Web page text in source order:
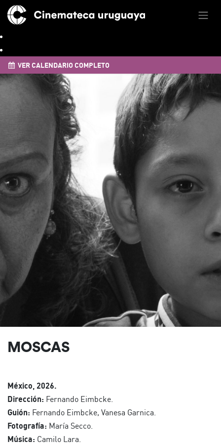
VER CALENDARIO COMPLETO
MOSCAS
México, 2026.
Dirección: Fernando Eimbcke.
Guión: Fernando Eimbcke, Vanesa Garnica.
Fotografía: María Secco.
Música: Camilo Lara.